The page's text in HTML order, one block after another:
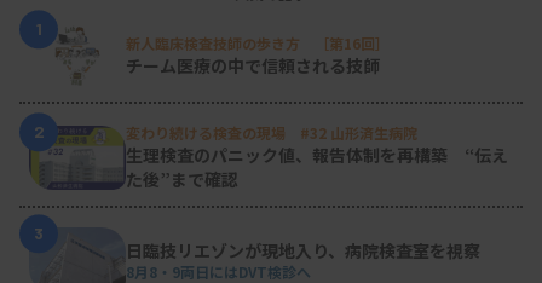
1
新人臨床検査技師の歩き方 ［第16回］
チーム医療の中で信頼される技師
2 変わり続ける検査の現場 #32 山形済生病院
生理検査のパニック値、報告体制を再構築 “伝え
た後”まで確認
3
日臨技リエゾンが現地入り、病院検査室を視察
8月8・9両日にはDVT検診へ